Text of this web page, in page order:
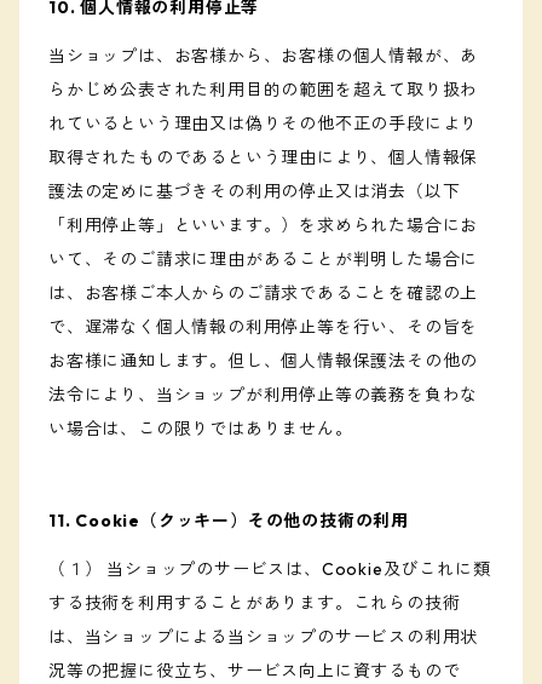
10. 個人情報の利用停止等
当ショップは、お客様から、お客様の個人情報が、あ
らかじめ公表された利用目的の範囲を超えて取り扱わ
れているという理由又は偽りその他不正の手段により
取得されたものであるという理由により、個人情報保
護法の定めに基づきその利用の停止又は消去（以下
「利用停止等」といいます。）を求められた場合にお
いて、そのご請求に理由があることが判明した場合に
は、お客様ご本人からのご請求であることを確認の上
で、遅滞なく個人情報の利用停止等を行い、その旨を
お客様に通知します。但し、個人情報保護法その他の
法令により、当ショップが利用停止等の義務を負わな
い場合は、この限りではありません。
11. Cookie（クッキー）その他の技術の利用
（１） 当ショップのサービスは、Cookie及びこれに類
する技術を利用することがあります。これらの技術
は、当ショップによる当ショップのサービスの利用状
況等の把握に役立ち、サービス向上に資するもので